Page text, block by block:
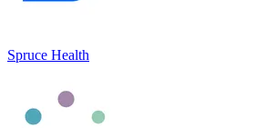
Spruce Health